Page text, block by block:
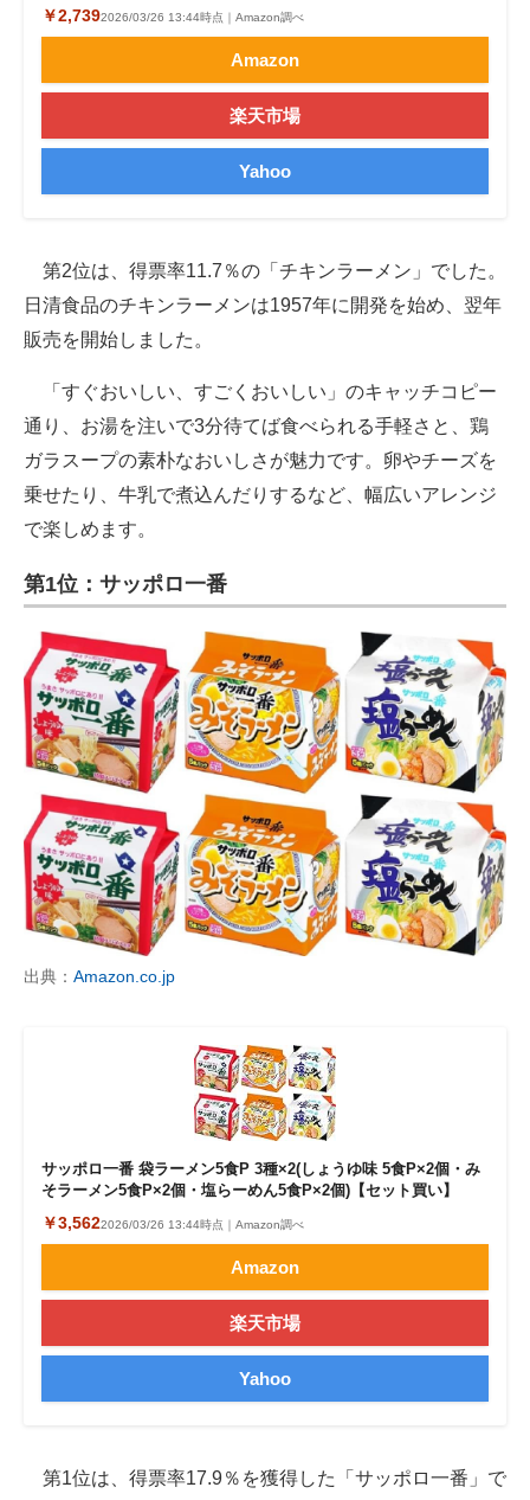
￥2,7392026/03/26 13:44時点｜Amazon調べ
Amazon
楽天市場
Yahoo
第2位は、得票率11.7％の「チキンラーメン」でした。
日清食品のチキンラーメンは1957年に開発を始め、翌年
販売を開始しました。
「すぐおいしい、すごくおいしい」のキャッチコピー
通り、お湯を注いで3分待てば食べられる手軽さと、鶏
ガラスープの素朴なおいしさが魅力です。卵やチーズを
乗せたり、牛乳で煮込んだりするなど、幅広いアレンジ
で楽しめます。
第1位：サッポロ一番
出典： Amazon.co.jp
サッポロ一番 袋ラーメン5食P 3種×2(しょうゆ味 5食P×2個・み
そラーメン5食P×2個・塩らーめん5食P×2個)【セット買い】
￥3,5622026/03/26 13:44時点｜Amazon調べ
Amazon
楽天市場
Yahoo
第1位は、得票率17.9％を獲得した「サッポロ一番」で